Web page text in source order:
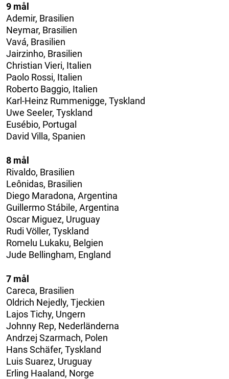
9 mål
Ademir, Brasilien
Neymar, Brasilien
Vavá, Brasilien
Jairzinho, Brasilien
Christian Vieri, Italien
Paolo Rossi, Italien
Roberto Baggio, Italien
Karl-Heinz Rummenigge, Tyskland
Uwe Seeler, Tyskland
Eusébio, Portugal
David Villa, Spanien
8 mål
Rivaldo, Brasilien
Leônidas, Brasilien
Diego Maradona, Argentina
Guillermo Stábile, Argentina
Oscar Miguez, Uruguay
Rudi Völler, Tyskland
Romelu Lukaku, Belgien
Jude Bellingham, England
7 mål
Careca, Brasilien
Oldrich Nejedly, Tjeckien
Lajos Tichy, Ungern
Johnny Rep, Nederländerna
Andrzej Szarmach, Polen
Hans Schäfer, Tyskland
Luis Suarez, Uruguay
Erling Haaland, Norge